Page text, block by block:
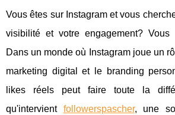
Vous êtes sur Instagram et vous
visibilité et votre engagement?
Dans un monde où Instagram joue un
marketing digital et le branding
likes réels peut faire toute la
qu'intervient followerspascher, une